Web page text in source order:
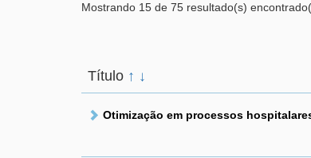
Mostrando 15 de 75 resultado(s)
Título ↑ ↓
Otimização em processos